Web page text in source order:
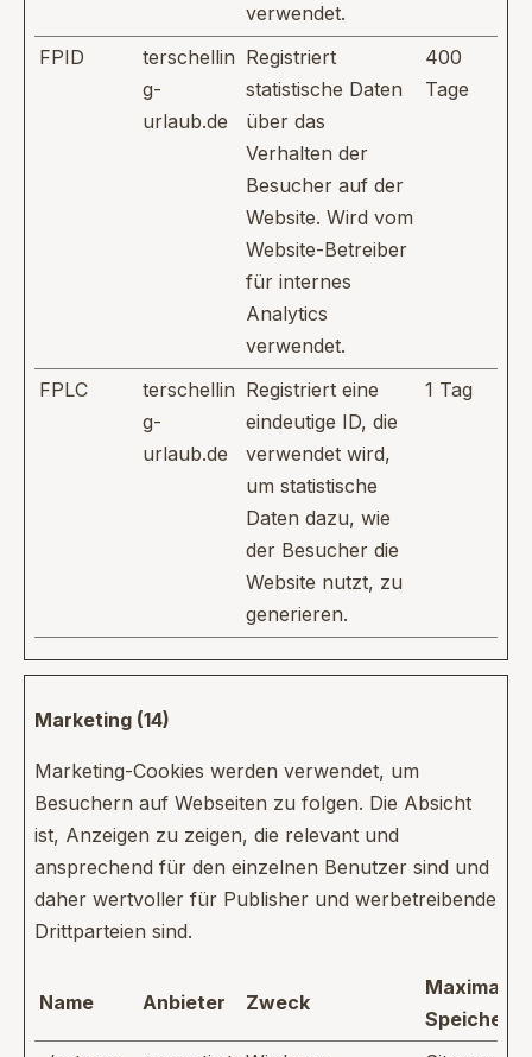
verwendet.
FPID
terschellin
g-
urlaub.de
Registriert
statistische Daten
über das
Verhalten der
Besucher auf der
Website. Wird vom
Website-Betreiber
für internes
Analytics
verwendet.
400
Tage
FPLC
terschellin
g-
urlaub.de
Registriert eine
eindeutige ID, die
verwendet wird,
um statistische
Daten dazu, wie
der Besucher die
Website nutzt, zu
generieren.
1 Tag
Marketing (14)
Marketing-Cookies werden verwendet, um
Besuchern auf Webseiten zu folgen. Die Absicht
ist, Anzeigen zu zeigen, die relevant und
ansprechend für den einzelnen Benutzer sind und
daher wertvoller für Publisher und werbetreibende
Drittparteien sind.
Name Anbieter Zweck
Maximale